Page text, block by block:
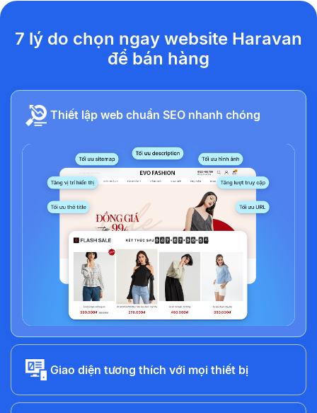
7 lý do chọn ngay website Haravan
để bán hàng
Thiết lập web chuẩn SEO nhanh chóng
Giao diện tương thích với mọi thiết bị